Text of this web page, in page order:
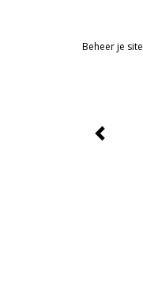
Beheer je site